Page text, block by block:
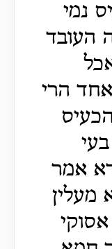
נמי
העובד
הרי
אמר
מעלין